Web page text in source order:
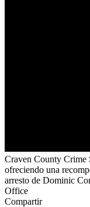
Craven County Crime
ofreciendo una
arresto de Dominic
Office
Compartir